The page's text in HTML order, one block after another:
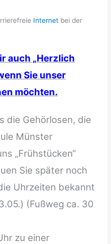
Internet bei der
auch „Herzlich
Sie unser
möchten.
die Gehörlosen, die
Münster
„Frühstücken“
Sie später noch
Uhrzeiten bekannt
(Fußweg ca. 30
zu einer